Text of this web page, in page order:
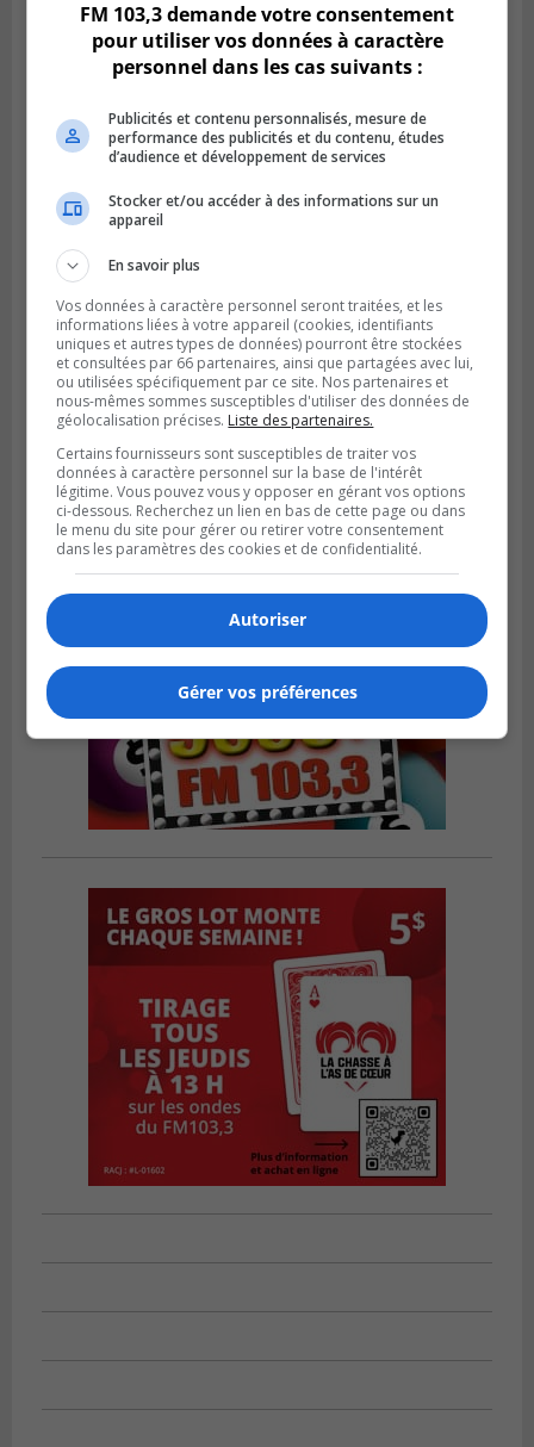
SAINT-HUBERT
Publié le 6 août 2026 à 09h39
Longueuil injecte 1,5 M$ pour moderniser
deux stations de pompage
LA PRAIRIE
Publié le 5 août 2026 à 11h59
La Prairie loue des espaces de glace
jusqu’en avril 2027
FM 103,3 demande votre consentement
pour utiliser vos données à caractère
personnel dans les cas suivants :
Publicités et contenu personnalisés, mesure de
performance des publicités et du contenu, études
d’audience et développement de services
Stocker et/ou accéder à des informations sur un
appareil
En savoir plus
Vos données à caractère personnel seront traitées, et les
informations liées à votre appareil (cookies, identifiants
uniques et autres types de données) pourront être stockées
et consultées par 66 partenaires, ainsi que partagées avec lui,
ou utilisées spécifiquement par ce site. Nos partenaires et
nous-mêmes sommes susceptibles d'utiliser des données de
géolocalisation précises. Liste des partenaires.
Certains fournisseurs sont susceptibles de traiter vos
données à caractère personnel sur la base de l'intérêt
légitime. Vous pouvez vous y opposer en gérant vos options
ci-dessous. Recherchez un lien en bas de cette page ou dans
le menu du site pour gérer ou retirer votre consentement
dans les paramètres des cookies et de confidentialité.
Autoriser
Gérer vos préférences